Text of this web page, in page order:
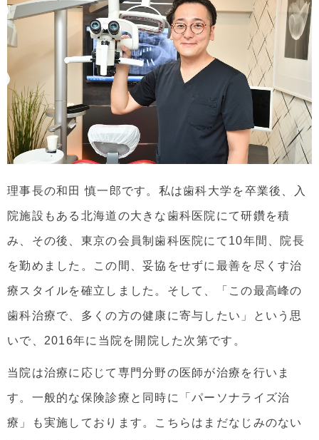
理事長の和田 慎一郎です。私は歯科大学を卒業後、入
院施設もある北海道の大きな歯科医院にて研鑽を積
み、その後、東京の会員制歯科医院にて10年間、院長
を勤めました。この間、妥協をせずに最善を尽くす治
療スタイルを確立しました。そして、「この最高峰の
歯科治療で、多くの方の健康に寄与したい」という思
いで、2016年に当院を開院した次第です。
当院は治療に応じて専門分野の医師が治療を行いま
す。一般的な保険診療と同時に「パーソナライズ治
療」も実施しております。こちらはまだなじみのない